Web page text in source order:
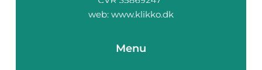
web: www.klikko.dk
Menu